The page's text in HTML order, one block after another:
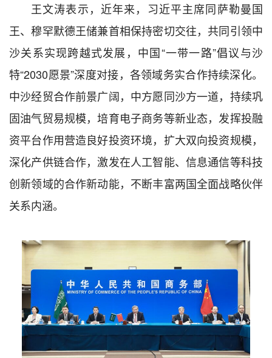
王文涛表示，近年来，习近平主席同萨勒曼国
王、穆罕默德王储兼首相保持密切交往，共同引领中
沙关系实现跨越式发展，中国“一带一路”倡议与沙
特“2030愿景”深度对接，各领域务实合作持续深化。
中沙经贸合作前景广阔，中方愿同沙方一道，持续巩
固油气贸易规模，培育电子商务等新业态，发挥投融
资平台作用营造良好投资环境，扩大双向投资规模，
深化产供链合作，激发在人工智能、信息通信等科技
创新领域的合作新动能，不断丰富两国全面战略伙伴
关系内涵。